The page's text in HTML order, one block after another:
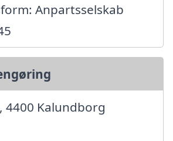
Anpartsselskab
4400 Kalundborg